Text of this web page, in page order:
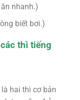
nhanh.)
biết bơi.)
thì tiếng
hai thì cơ bản